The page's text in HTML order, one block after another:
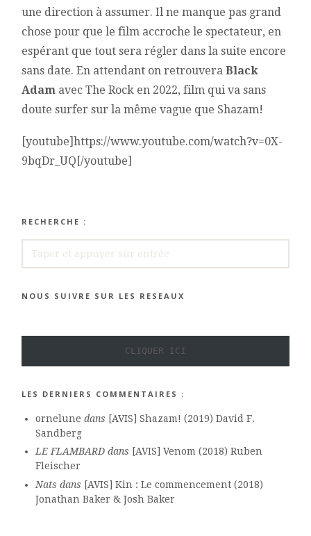
une direction à assumer. Il ne manque pas grand
chose pour que le film accroche le spectateur, en
espérant que tout sera régler dans la suite encore
sans date. En attendant on retrouveraBlack
Adam avec The Rock en 2022, film qui va sans
doute surfer sur la même vague que Shazam!
[youtube]https://www.youtube.com/watch?v=0X-
9bqDr_UQ[/youtube]
RECHERCHE :
NOUS SUIVRE SUR LES RESEAUX
CLIQUER ICI
LES DERNIERS COMMENTAIRES :
ornelune dans [AVIS] Shazam! (2019) David F.
Sandberg
LE FLAMBARDdans [AVIS] Venom (2018) Ruben
Fleischer
Nats dans [AVIS] Kin : Le commencement (2018)
Jonathan Baker & Josh Baker